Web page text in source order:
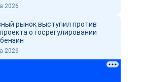
2026
рынок выступил против
о госрегулировании
2026